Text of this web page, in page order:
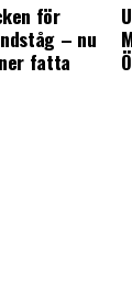
för
– nu
fatta